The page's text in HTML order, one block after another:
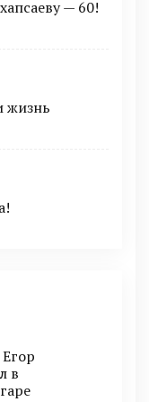
— 60!
жизнь
в